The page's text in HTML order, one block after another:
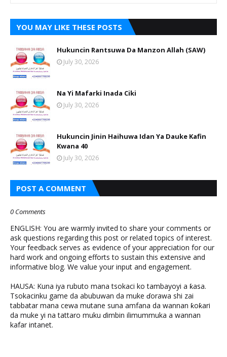
YOU MAY LIKE THESE POSTS
Hukuncin Rantsuwa Da Manzon Allah (SAW)
July 30, 2026
Na Yi Mafarki Inada Ciki
July 30, 2026
Hukuncin Jinin Haihuwa Idan Ya Dauke Kafin
Kwana 40
July 30, 2026
POST A COMMENT
0 Comments
ENGLISH: You are warmly invited to share your comments or
ask questions regarding this post or related topics of interest.
Your feedback serves as evidence of your appreciation for our
hard work and ongoing efforts to sustain this extensive and
informative blog. We value your input and engagement.
HAUSA: Kuna iya rubuto mana tsokaci ko tambayoyi a ƙasa.
Tsokacinku game da abubuwan da muke ɗorawa shi zai
tabbatar mana cewa mutane suna amfana da wannan ƙoƙari
da muke yi na tattaro muku ɗimbin ilimummuka a wannan
kafar intanet.